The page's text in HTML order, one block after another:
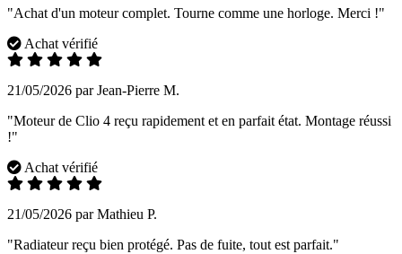
"Achat d'un moteur complet. Tourne comme une horloge. Merci !"
Achat vérifié
21/05/2026 par Jean-Pierre M.
"Moteur de Clio 4 reçu rapidement et en parfait état. Montage réussi
!"
Achat vérifié
21/05/2026 par Mathieu P.
"Radiateur reçu bien protégé. Pas de fuite, tout est parfait."